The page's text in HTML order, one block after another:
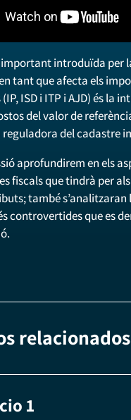
introduïda per
tant que afecta els
ISD i ITP i AJD) és la
del valor de
del cadastre
aprofundirem en els
fiscals que tindrà per
també s’analitzaran
controvertides que es
relacionados
1